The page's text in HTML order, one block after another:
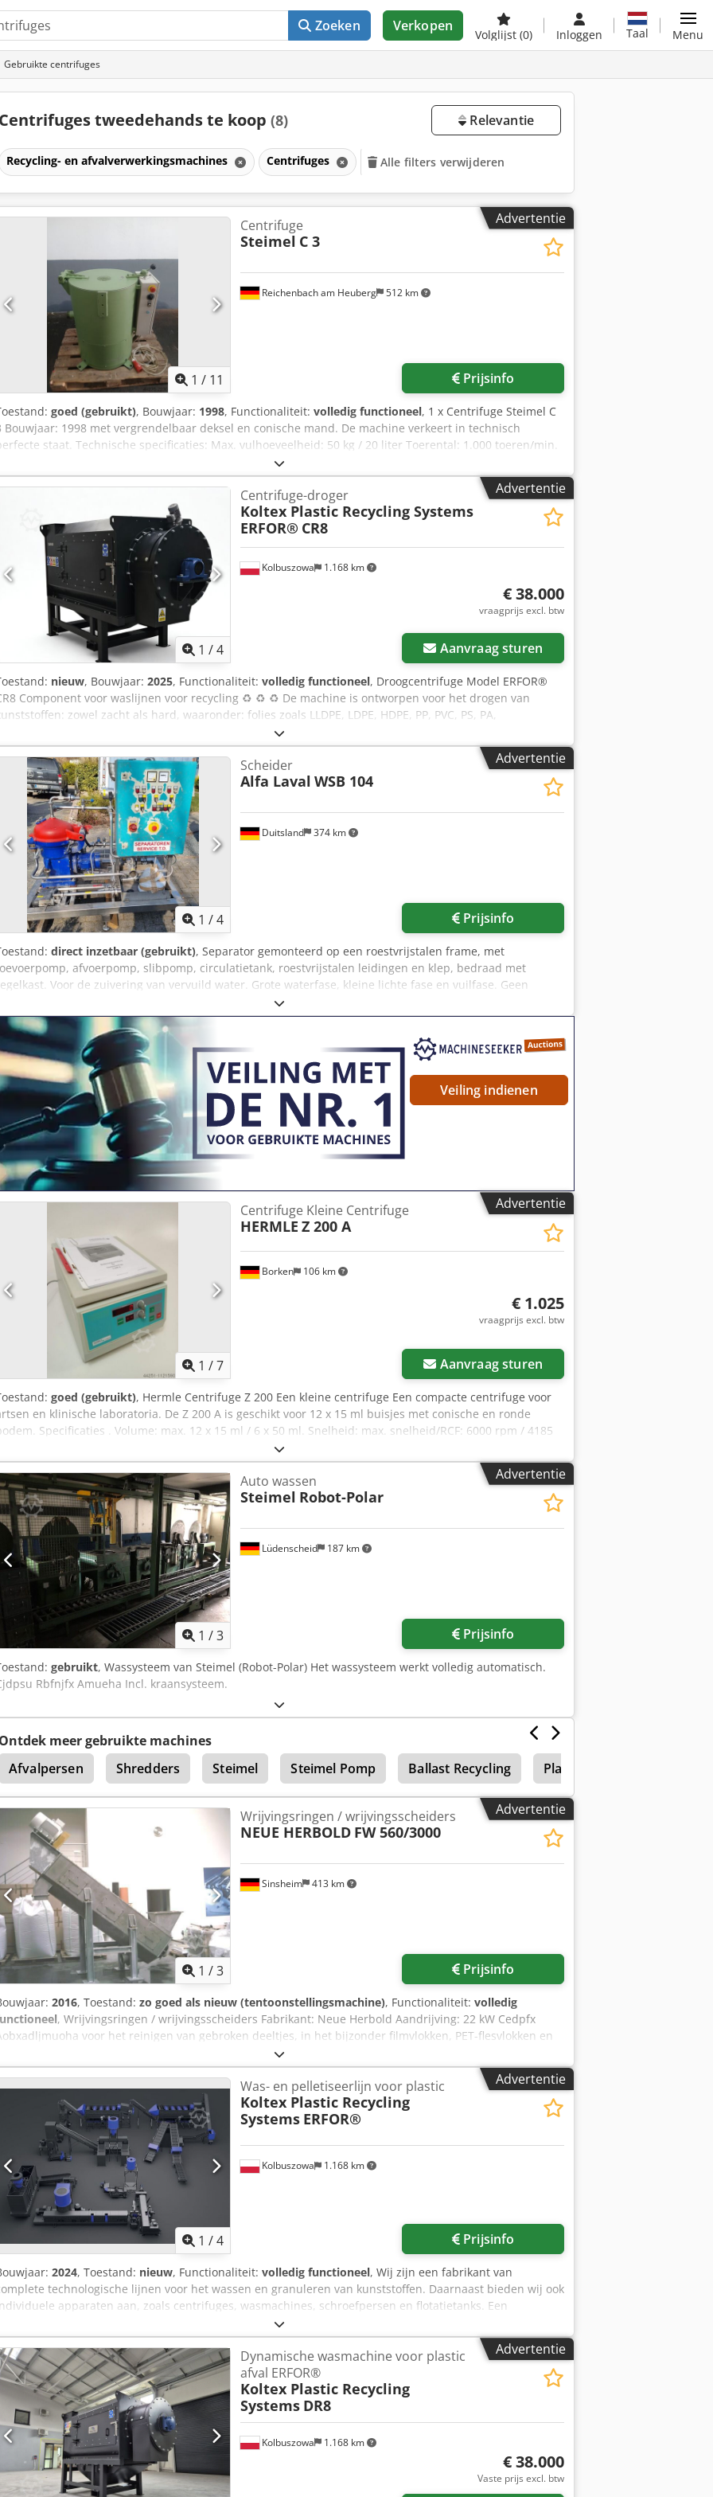
Zoeken Verkopen
Volglijst (0) Inloggen Taal Menu
Gebruikte centrifuges
Centrifuges tweedehands te koop (8) Relevantie
Recycling- en afvalverwerkingsmachines Centrifuges Alle filters verwijderen
Advertentie
1 / 11
Reichenbach am Heuberg 512 km
Centrifuge
Steimel C 3
Prijsinfo
goed (gebruikt), Bouwjaar: 1998, Functionaliteit: volledig functioneel, 1 x Centrifuge Steimel C
Bouwjaar: 1998 met vergrendelbaar deksel en conische mand. De machine verkeert in technisch
staat. Technische specificaties: Max. vulhoeveelheid: 50 kg / 20 liter Toerental: 1.000 toeren/min.
De machine kan onder spanning worden bekeken. Cjdpfxjzkyp Rs Amuoha
Advertentie
1 /4
Kolbuszowa 1.168 km
Centrifuge-droger
Koltex Plastic Recycling Systems
ERFOR® CR8
€ 38.000
vraagprijs excl. btw
Aanvraag sturen
nieuw, Bouwjaar: 2025, Functionaliteit: volledig functioneel, Droogcentrifuge Model ERFOR®
Component voor waslijnen voor recycling ♻️ ♻️ ♻️ De machine is ontworpen voor het drogen van
zowel zacht als hard, waaronder: folies zoals LLDPE, LDPE, HDPE, PP, PVC, PS, PA,
landbouwfolie, agrowezel, versnipperde bigbags, PP-zakken, visnetten, turfverpakkingen en vele andere.
Model - CR8 55/75 Motvermogens [kW] - 55/75 kW Droogcapaciteit folie [kg/u] -
1500/2000 Afmetingen (L*B*H) (mm): 1970*2800*2060 / 2100*3150*1900 Droogcapaciteit maalgoed [kg/u]
- 5000 In ons assortiment vindt u ook: Complete installaties voor kunststofrecycling Wassystemen DWFS®
Granuleer- en extrusielijnen Cedpfsuql Rtex Amujha Voor meer informatie, bezoek onze website.
Advertentie
1 /4
Duitsland 374 km
Scheider
Alfa Laval WSB 104
Prijsinfo
direct inzetbaar (gebruikt), Separator gemonteerd op een roestvrijstalen frame, met
afvoerpomp, slibpomp, circulatietank, roestvrijstalen leidingen en klep, bedraad met
Voor de zuivering van vervuild water. Grote waterfase, kleine lichte fase en vuilfase. Geen
ledigingsmachine !!! Moet geopend worden voor reiniging. Tijd: ongeveer 5 min. Klaar voor onmiddellijk
Cjdpfx Ajqzxzgsmusha We beantwoorden graag verdere vragen per e-mail!
Veiling indienen
Advertentie
1 /7
Borken 106 km
Centrifuge Kleine Centrifuge
HERMLE Z 200 A
€ 1.025
vraagprijs excl. btw
Aanvraag sturen
goed (gebruikt), Hermle Centrifuge Z 200 Een kleine centrifuge Een compacte centrifuge voor
en klinische laboratoria. De Z 200 A is geschikt voor 12 x 15 ml buisjes met conische en ronde
Specificaties . Volume: max. 12 x 15 ml / 6 x 50 ml. Snelheid: max. snelheid/RCF: 6000 rpm / 4185
xg min. Snelheid/RCF: 250 rpm / 7 xg Snelheidsbereik: 250 - 6000 rpm Chsdpfx Amsm Albdjuoa
knopgestuurd in stappen van 250 omw/min Snelheidsweergave: vooraf ingestelde en
snelheid - digitaal Looptijd: max. tijd: 30 min. / continu draaien min. tijd: 0,5 min. Voorselectie: 0,5
30 min. / "Contin. Tijdsinstelling: met drukknop in stappen van 0,5 min. Tijdweergave: resterende tijd -
Rem: vaste remkracht met softstop Kenmerken: microprocessorgestuurd -
Microprocessorgestuurd - DC-motor, bedekt - ABS kunststof behuizing bestand tegen schokken en
chemicaliën Veiligheid: - Dekselvergrendelingssysteem - automatische onbalansindicator met
veiligheidsuitschakeling - vervaardigd volgens IEC 1010, UVV VBG 7z Afmetingen (cm): breedte: 28 / 11,0
hoogte: 26 / 10,2 diepte: 37 / 14,6 Gewicht: 15 kg / 33,0 lbs Stroomverbruik: 180 W Conditie item: gebruikt,
Je vindt meer centrifuges - nieuw en gebruikt - in onze shop! Internationale verzendkosten op
aanvraag!
Advertentie
1 /3
Lüdenscheid 187 km
Auto wassen
Steimel Robot-Polar
Prijsinfo
gebruikt, Wassysteem van Steimel (Robot-Polar) Het wassysteem werkt volledig automatisch.
Rbfnjfx Amueha Incl. kraansysteem.
Ontdek meer gebruikte machines
Afvalpersen
Shredders Steimel Steimel Pomp Ballast Recycling Plastic Bak
Advertentie
1 /3
Sinsheim 413 km
Wrijvingsringen / wrijvingsscheiders
NEUE HERBOLD FW 560/3000
Prijsinfo
2016, Toestand: zo goed als nieuw (tentoonstellingsmachine), Functionaliteit: volledig
, Wrijvingsringen / wrijvingsscheiders Fabrikant: Neue Herbold Aandrijving: 22 kW Cedpfx
voor het reinigen van gebroken deeltjes, in het bijzonder filmvlokken, PET-flesvlokken en
Advertentie
1 /4
Kolbuszowa 1.168 km
Was- en pelletiseerlijn voor plastic
Koltex Plastic Recycling
Systems ERFOR®
Prijsinfo
2024, Toestand: nieuw, Functionaliteit: volledig functioneel, Wij zijn een fabrikant van
technologische lijnen voor het wassen en granuleren van kunststoffen. Daarnaast bieden wij ook
apparaten aan, zoals centrifuges, wasmachines, schroefpersen en flotatietanks. Een
hoogrendement kunststof was- en granulatie lijn, ontworpen voor de verwerking van diverse materialen
PE, PP, HDPE, LDPE, LLDPE, PS en ABS. Deze allesomvattende recyclingoplossing verzorgt efficiënt het
drogen en granuleren, en garandeert gerecycled materiaal van de hoogste kwaliteit. Elke lijn
op maat ontworpen om aan de specifieke behoeften van onze klanten te voldoen, met capaciteiten
variërend van 300 kg/u tot 2500 kg/u, voor een perfecte afstemming op elke productieschaal. Het systeem
is gebouwd voor duurzaamheid en gebruiksgemak, waardoor het ideaal is voor zowel kleine als
recyclingbedrijven. Geavanceerde technologie maximaliseert de productiviteit,
minimaliseert het energieverbruik en garandeert consistente resultaten, en biedt een betrouwbare en
kostenefficiënte oplossing voor het verbeteren van kunststof recyclingprocessen. Wij nodigen u uit om
met ons op te nemen voor vragen en offertes. Erfor.pl Chsdeuqu Uhopfx Amuja
Advertentie
Kolbuszowa 1.168 km
Dynamische wasmachine voor plastic
afval ERFOR®
Koltex Plastic Recycling
Systems DR8
€ 38.000
Vaste prijs excl. btw